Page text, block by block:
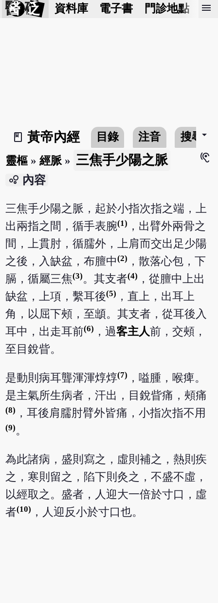
醫 砭 資料庫 電子書 門診地點 預
menu
book_2
黃帝內經 目錄 注音 搜尋arrow_drop_down
靈樞 »經脈 » 三焦手少陽之脈
hearing
bubble_chart 內容
三焦手少陽之脈，起於小指次指之端，上
出兩指之間，循手表腕(1) ，出臂外兩骨之
間，上貫肘，循臑外，上肩而交出足少陽
之後，入缺盆，布膻中(2) ，散落心包，下
膈，循屬三焦(3)。其支者(4) ，從膻中上出
缺盆，上項，繫耳後(5) ，直上，出耳上
角，以屈下頰，至䪼。其支者，從耳後入
耳中，出走耳前(6) ，過客主人前，交頰，
至目銳眥。
是動則病耳聾渾渾焞焞(7) ，嗌腫，喉痺。
是主氣所生病者，汗出，目銳眥痛，頰痛
(8) ，耳後肩臑肘臂外皆痛，小指次指不用
(9)。
為此諸病，盛則寫之，虛則補之，熱則疾
之，寒則留之，陷下則灸之，不盛不虛，
以經取之。盛者，人迎大一倍於寸口，虛
者(10) ，人迎反小於寸口也。